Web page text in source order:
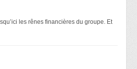
les rênes financières du groupe. Et